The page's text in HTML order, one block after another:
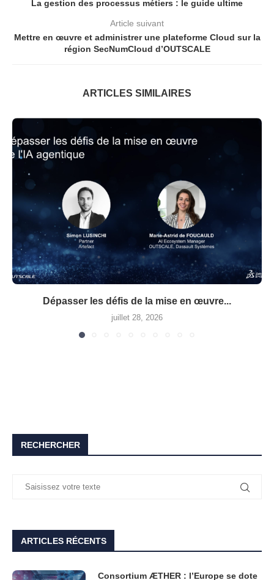
La gestion des processus métiers : le guide ultime
Article suivant
Mettre en œuvre et administrer une plateforme Cloud sur la
région SecNumCloud d’OUTSCALE
ARTICLES SIMILAIRES
Dépasser les défis de la mise en œuvre...
juillet 28, 2026
RECHERCHER
ARTICLES RÉCENTS
Consortium ÆTHER : l’Europe se dote